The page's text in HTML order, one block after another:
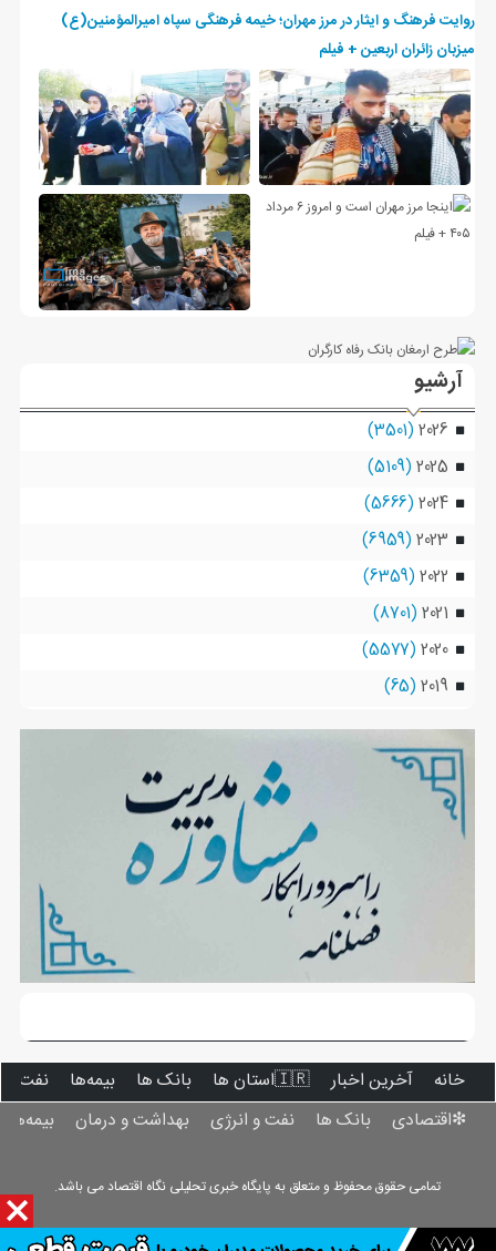
روایت فرهنگ و ایثار در مرز مهران؛ خیمه فرهنگی سپاه امیرالمؤمنین(ع)
میزبان زائران اربعین + فیلم
آرشیو
2026
(3501)
2025
(5109)
2024
(5666)
2023
(6959)
2022
(6359)
2021
(8701)
2020
(5577)
2019
(65)
خانه آخرین اخبار 🇮🇷استان ‌ها بانک ها بیمه‌ها
نفت و
❇اقتصادی
بانک ها نفت و انرژی بهداشت و درمان بیمه‌ها
تمامی حقوق محفوظ و متعلق به پایگاه خبری تحلیلی نگاه اقتصاد می باشد.